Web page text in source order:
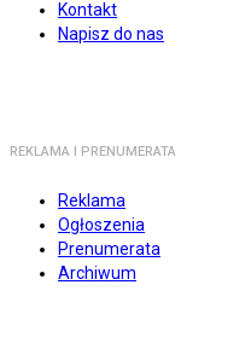
Kontakt
Napisz do nas
REKLAMA I PRENUMERATA
Reklama
Ogłoszenia
Prenumerata
Archiwum